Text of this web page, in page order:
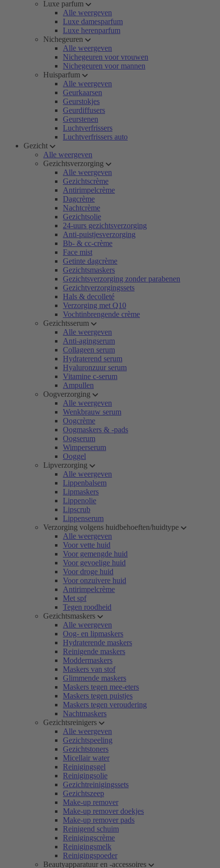
Luxe parfum
Alle weergeven
Luxe damesparfum
Luxe herenparfum
Nichegeuren
Alle weergeven
Nichegeuren voor vrouwen
Nichegeuren voor mannen
Huisparfum
Alle weergeven
Geurkaarsen
Geurstokjes
Geurdiffusers
Geurstenen
Luchtverfrissers
Luchtverfrissers auto
Gezicht
Alle weergeven
Gezichtsverzorging
Alle weergeven
Gezichtscrème
Antirimpelcrème
Dagcrème
Nachtcrème
Gezichtsolie
24-uurs gezichtsverzorging
Anti-puistjesverzorging
Bb- & cc-crème
Face mist
Getinte dagcrème
Gezichtsmaskers
Gezichtsverzorging zonder parabenen
Gezichtverzorgingssets
Hals & decolleté
Verzorging met Q10
Vochtinbrengende crème
Gezichtsserum
Alle weergeven
Anti-agingserum
Collageen serum
Hydraterend serum
Hyaluronzuur serum
Vitamine c-serum
Ampullen
Oogverzorging
Alle weergeven
Wenkbrauw serum
Oogcrème
Oogmaskers & -pads
Oogserum
Wimperserum
Ooggel
Lipverzorging
Alle weergeven
Lippenbalsem
Lipmaskers
Lippenolie
Lipscrub
Lippenserum
Verzorging volgens huidbehoeften/huidtype
Alle weergeven
Voor vette huid
Voor gemengde huid
Voor gevoelige huid
Voor droge huid
Voor onzuivere huid
Antirimpelcrème
Met spf
Tegen roodheid
Gezichtsmaskers
Alle weergeven
Oog- en lipmaskers
Hydraterende maskers
Reinigende maskers
Moddermaskers
Maskers van stof
Glimmende maskers
Maskers tegen mee-eters
Maskers tegen puistjes
Maskers tegen veroudering
Nachtmaskers
Gezichtsreinigers
Alle weergeven
Gezichtspeeling
Gezichtstoners
Micellair water
Reinigingsgel
Reinigingsolie
Gezichtreinigingssets
Gezichtszeep
Make-up remover
Make-up remover doekjes
Make-up remover pads
Reinigend schuim
Reinigingscrème
Reinigingsmelk
Reinigingspoeder
Beautyapparatuur en -accessoires